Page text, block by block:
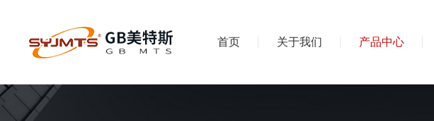
首页 关于我们 产品中心